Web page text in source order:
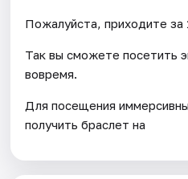
Пожалуйста, приходите за
Так вы сможете посетить
вовремя.
Для посещения
получить браслет на